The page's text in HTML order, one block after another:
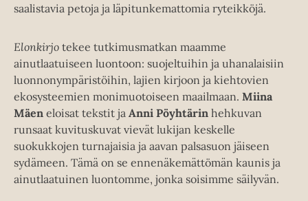
saalistavia petoja ja läpitunkemattomia ryteikköjä.
Elonkirjo tekee tutkimusmatkan maamme
ainutlaatuiseen luontoon: suojeltuihin ja uhanalaisiin
luonnonympäristöihin, lajien kirjoon ja kiehtovien
ekosysteemien monimuotoiseen maailmaan. Miina
Mäen eloisat tekstit ja Anni Pöyhtärin hehkuvan
runsaat kuvituskuvat vievät lukijan keskelle
suokukkojen turnajaisia ja aavan palsasuon jäiseen
sydämeen. Tämä on se ennenäkemättömän kaunis ja
ainutlaatuinen luontomme, jonka soisimme säilyvän.